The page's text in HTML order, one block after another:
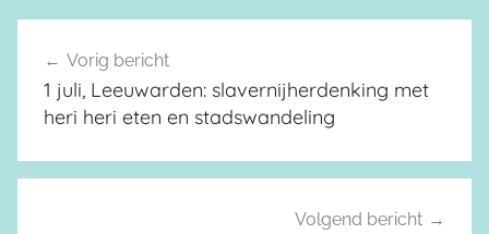
Berichtnavigatie
Vorig bericht
1 juli, Leeuwarden: slavernijherdenking met
heri heri eten en stadswandeling
Volgend bericht